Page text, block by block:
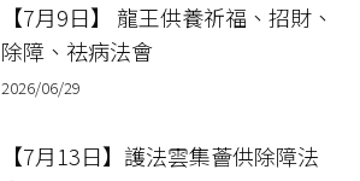
【7月9日】 龍王供養祈福、招財、
除障、祛病法會
2026/06/29
【7月13日】護法雲集薈供除障法